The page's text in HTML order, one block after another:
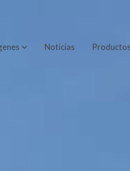
Noticias Productos